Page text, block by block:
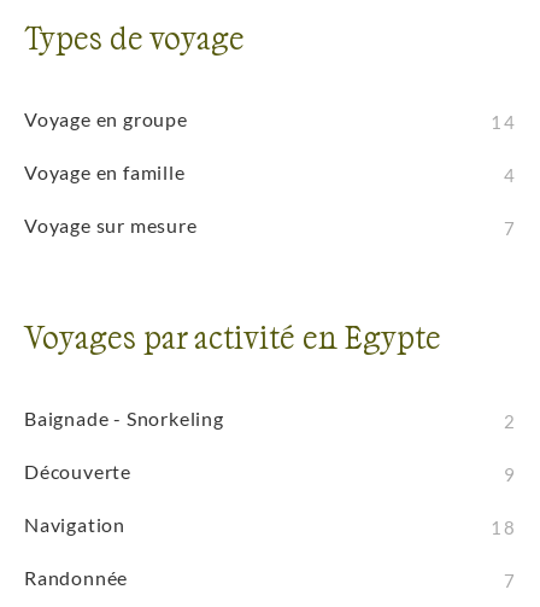
Types de voyage
Voyage en groupe 14
Voyage en famille 4
Voyage sur mesure 7
Voyages par activité en Egypte
Baignade - Snorkeling 2
Découverte 9
Navigation 18
Randonnée 7